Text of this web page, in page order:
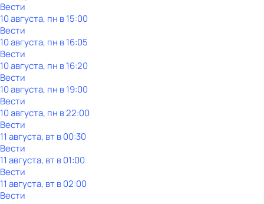
Вести
10 августа, пн в 15:00
Вести
10 августа, пн в 16:05
Вести
10 августа, пн в 16:20
Вести
10 августа, пн в 19:00
Вести
10 августа, пн в 22:00
Вести
11 августа, вт в 00:30
Вести
11 августа, вт в 01:00
Вести
11 августа, вт в 02:00
Вести